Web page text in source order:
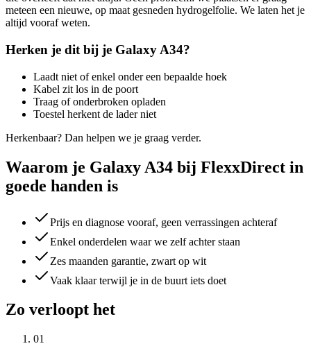
meteen een nieuwe, op maat gesneden hydrogelfolie. We laten het je
altijd vooraf weten.
Herken je dit bij je Galaxy A34?
Laadt niet of enkel onder een bepaalde hoek
Kabel zit los in de poort
Traag of onderbroken opladen
Toestel herkent de lader niet
Herkenbaar? Dan helpen we je graag verder.
Waarom je Galaxy A34 bij FlexxDirect in
goede handen is
Prijs en diagnose vooraf, geen verrassingen achteraf
Enkel onderdelen waar we zelf achter staan
Zes maanden garantie, zwart op wit
Vaak klaar terwijl je in de buurt iets doet
Zo verloopt het
01